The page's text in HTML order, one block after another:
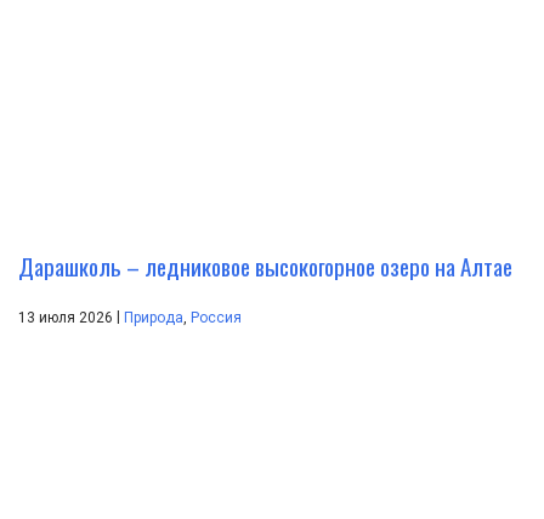
Дарашколь – ледниковое высокогорное озеро на Алтае
13 июля 2026 Природа, Россия